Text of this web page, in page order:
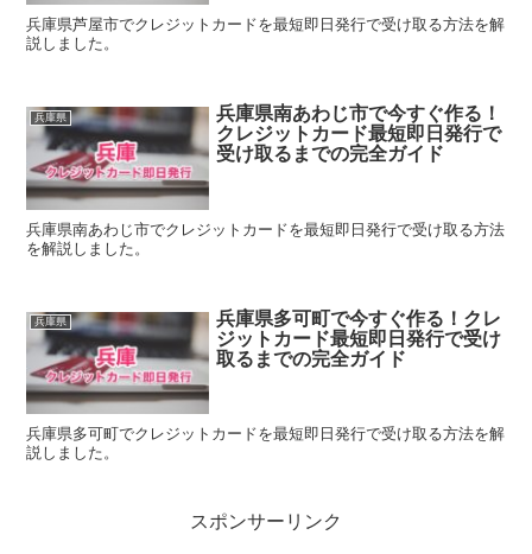
兵庫県芦屋市でクレジットカードを最短即日発行で受け取る方法を解
説しました。
兵庫県
兵庫県南あわじ市で今すぐ作る！
クレジットカード最短即日発行で
受け取るまでの完全ガイド
兵庫県南あわじ市でクレジットカードを最短即日発行で受け取る方法
を解説しました。
兵庫県
兵庫県多可町で今すぐ作る！クレ
ジットカード最短即日発行で受け
取るまでの完全ガイド
兵庫県多可町でクレジットカードを最短即日発行で受け取る方法を解
説しました。
スポンサーリンク